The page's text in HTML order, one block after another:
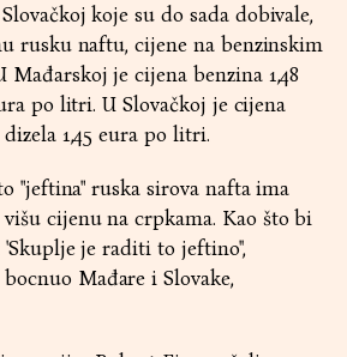
koje su do sada dobivale,
rusku naftu, cijene na benzinskim
Mađarskoj je cijena benzina 1,48
po litri. U Slovačkoj je cijena
dizela 1,45 eura po litri.
"jeftina" ruska sirova nafta ima
cijenu na crpkama. Kao što bi
'Skuplje je raditi to jeftino'',
Mađare i Slovake,